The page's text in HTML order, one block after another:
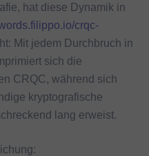
hat diese Dynamik in
crqc-
Mit jedem Durchbruch in
sich die
CRQC, während sich
kryptografische
lang erweist.